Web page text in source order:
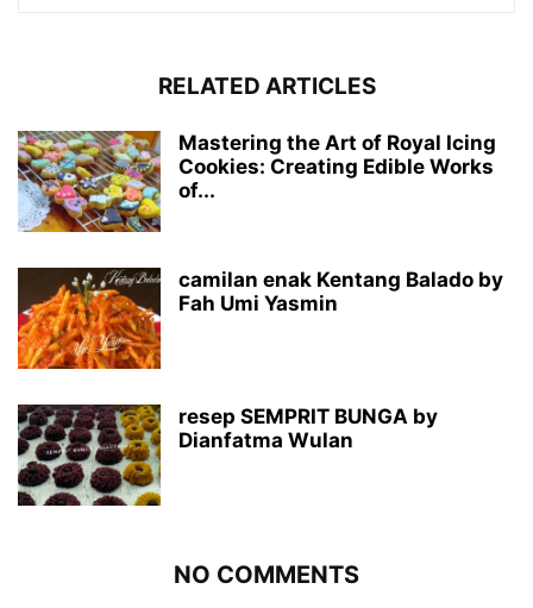
RELATED ARTICLES
Mastering the Art of Royal Icing
Cookies: Creating Edible Works
of...
camilan enak Kentang Balado by
Fah Umi Yasmin
resep SEMPRIT BUNGA by
Dianfatma Wulan
NO COMMENTS